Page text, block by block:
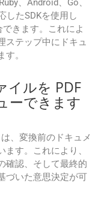
、Android、Go、
したSDKを使用し
きます。これによ
ステップ中にドキュ
。
イルを PDF
ーできます
、変換前のドキュメ
す。これにより、
確認、そして最終的
づいた意思決定が可